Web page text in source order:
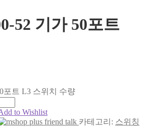
52 기가 50포트
포트 L3 스위치 수량
to Wishlist
카테고리: 스위칭